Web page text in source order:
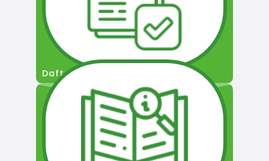
Daftar Pengguna